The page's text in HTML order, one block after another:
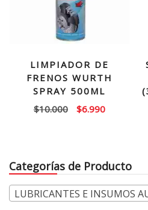
LIMPIADOR DE
FRENOS WURTH
SPRAY 500ML
$10.000
El
$10.000.
$6.990El
$6.990.
Categorías de Producto
LUBRICANTES E INSUMOS